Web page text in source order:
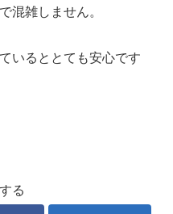
混雑しません。
いるととても安心です
る